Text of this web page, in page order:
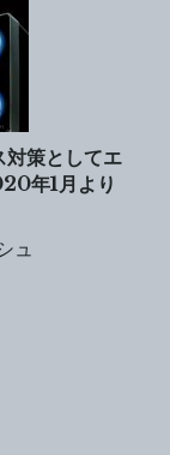
対策としてエ
年1月より
ュ